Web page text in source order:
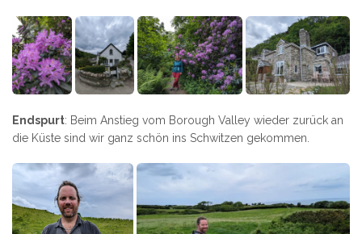
Endspurt: Beim Anstieg vom Borough Valley wieder zurück an
die Küste sind wir ganz schön ins Schwitzen gekommen.